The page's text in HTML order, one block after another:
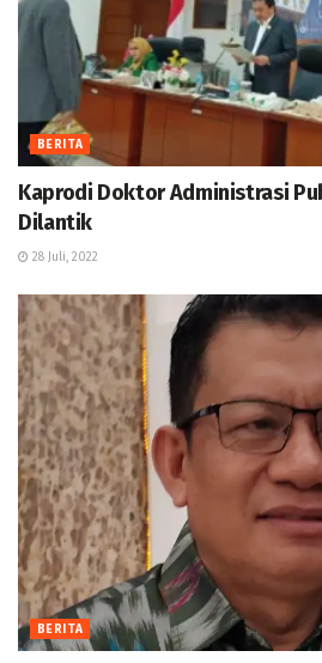
BERITA
Kaprodi Doktor Administrasi
Dilantik
28 Juli, 2022
BERITA